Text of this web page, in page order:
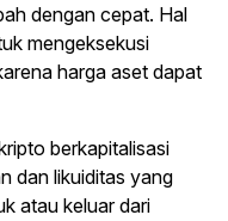
dengan cepat. Hal
mengeksekusi
harga aset dapat
berkapitalisasi
dan likuiditas yang
atau keluar dari